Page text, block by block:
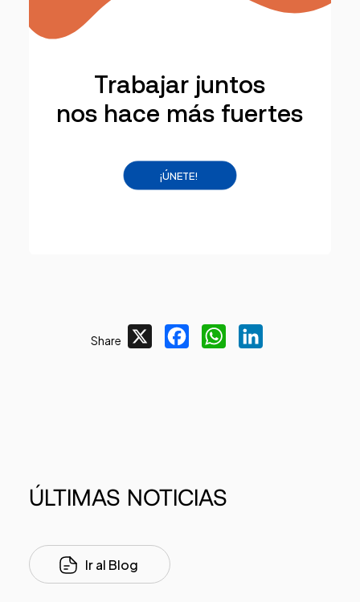
Trabajar juntos
nos hace más fuertes
¡ÚNETE!
Share FacebookWhatsApp
ÚLTIMAS NOTICIAS
Ir al Blog